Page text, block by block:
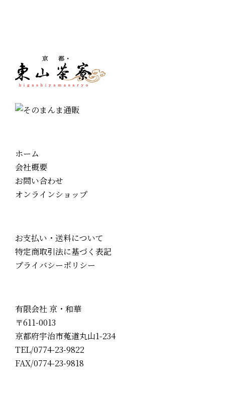
ホーム
会社概要
お問い合わせ
オンラインショップ
お支払い・送料について
特定商取引法に基づく表記
プライバシーポリシー
有限会社 京・和華
〒611-0013
京都府宇治市菟道丸山1-234
TEL/0774-23-9822
FAX/0774-23-9818